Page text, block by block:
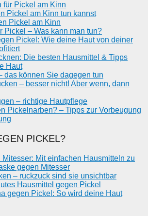
für Pickel am Kinn
Pickel am Kinn tun kannst
Pickel am Kinn
Pickel – Was kann man tun?
Pickel: Wie deine Haut von deiner
Die besten Hausmittel & Tipps
Haut
das können Sie dagegen tun
– besser nicht! Aber wenn, dann
– richtige Hautpflege
Pickelnarben? – Tipps zur Vorbeugung
PICKEL?
Mitesser: Mit einfachen Hausmitteln zu
gegen Mitesser
– ruckzuck sind sie unsichtbar
Hausmittel gegen Pickel
gegen Pickel: So wird deine Haut